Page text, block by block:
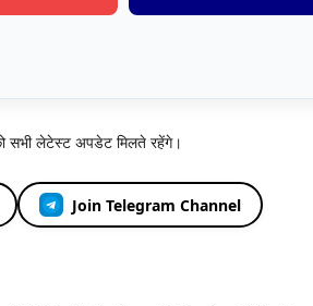
सभी लेटेस्ट अपडेट मिलते रहेंगे।
Join Telegram Channel